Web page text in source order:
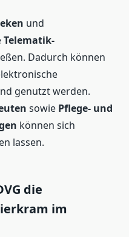
und
Telematik-
Dadurch können
genutzt werden.
sowie Pflege- und
können sich
lassen.
die
im